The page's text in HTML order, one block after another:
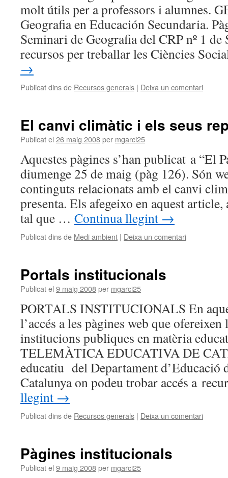
molt útils per a professors i alumnes.
Geografia en Educación Secundaria.
Seminari de Geografia del CRP nº 1 de
recursos per treballar les Ciències
→
Publicat dins de Recursos generals | Deixa un comentari
El canvi climàtic i els seus
Publicat el 26 maig 2008per mgarci25
Aquestes pàgines s’han publicat a “El
diumenge 25 de maig (pàg 126). Són
continguts relacionats amb el canvi
presenta. Els afegeixo en aquest
tal que … Continua llegint →
Publicat dins de Medi ambient | Deixa un comentari
Portals institucionals
Publicat el 9 maig 2008per mgarci25
PORTALS INSTITUCIONALS En
l’accés a les pàgines web que
institucions publiques en matèria
TELEMÀTICA EDUCATIVA DE
educatiu del Departament d’Educació
Catalunya on podeu trobar accés a
llegint →
Publicat dins de Recursos generals | Deixa un comentari
Pàgines institucionals
Publicat el 9 maig 2008per mgarci25